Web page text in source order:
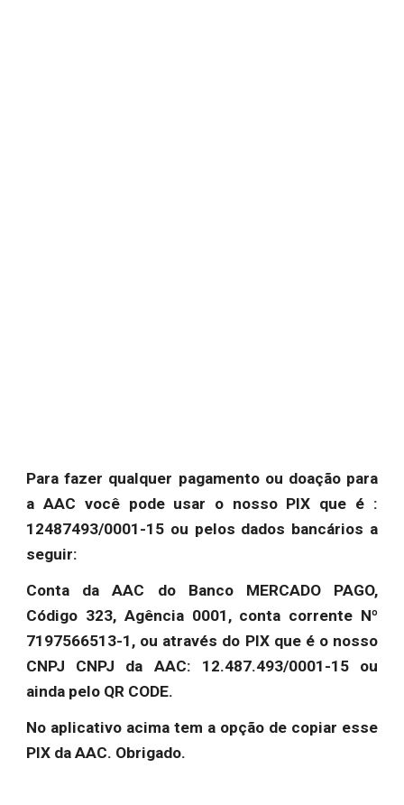
Para fazer qualquer pagamento ou doação para
a AAC você pode usar o nosso PIX que é :
12487493/0001-15 ou pelos dados bancários a
seguir:
Conta da AAC do Banco MERCADO PAGO,
Código 323, Agência 0001, conta corrente Nº
7197566513-1, ou através do PIX que é o nosso
CNPJ CNPJ da AAC: 12.487.493/0001-15 ou
ainda pelo QR CODE.
No aplicativo acima tem a opção de copiar esse
PIX da AAC. Obrigado.